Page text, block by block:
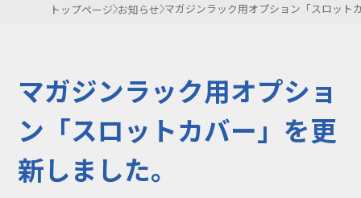
NIXのサスティナ
環境負荷物質調
トップページ お知らせ マガジンラック用オプション「スロット
マガジンラック用オプショ
ン「スロットカバー」を更
新しました。